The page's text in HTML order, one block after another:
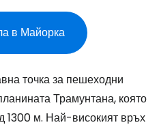
в Майорка
точка за пешеходни
Трамунтана, която
1300 м. Най-високият връх